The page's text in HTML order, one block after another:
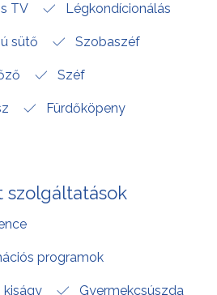
TV Légkondícionálás
sütő Szobaszéf
Széf
Fürdőköpeny
szolgáltatások
programok
kiságy Gyermekcsúszda